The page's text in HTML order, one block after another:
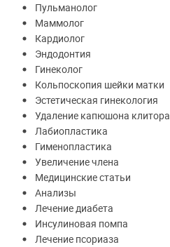
Пульманолог
Маммолог
Кардиолог
Эндодонтия
Гинеколог
Кольпоскопия шейки матки
Эстетическая гинекология
Удаление капюшона клитора
Лабиопластика
Гименопластика
Увеличение члена
Медицинские статьи
Анализы
Лечение диабета
Инсулиновая помпа
Лечение псориаза